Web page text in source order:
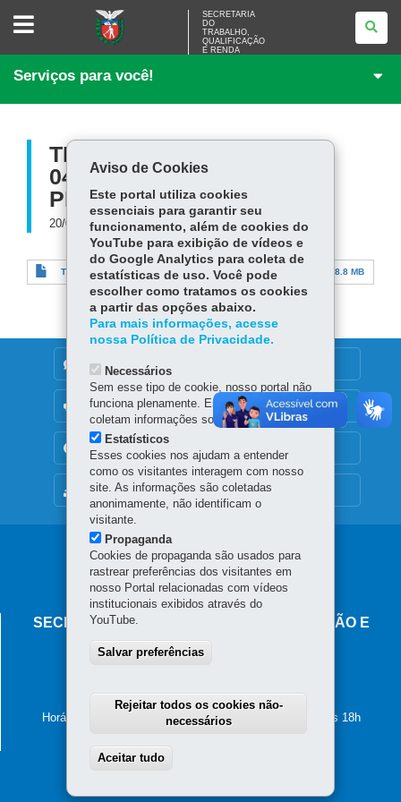
SECRETARIA
TRABALHO,
<BR
E
SECRETARIA
DO
TRABALHO,
QUALIFICAÇÃO
E RENDA
Serviços para você!
TERMO DE CONVÊNIO
044.2022 - MUNICIPIO
PEROBAL.PDF
20/08/2024
TERMO DE CONVÊNIO 044.2022 - MUNICIPIO PEROBAL.pdf 8.8 MB
MAPA DO SITE
DENUNCIE CORRUPÇÃO
OUVIDORIA
Navegação
principal
SECRETARIA DO TRABALHO, QUALIFICAÇÃO E
RENDA
80510-000-Curitiba -PR MAPA
Horário de atendimento: das 8h30 às 12h e das 13h30 às 18h
Aviso de Cookies
Este portal utiliza cookies
essenciais para garantir seu
funcionamento, além de cookies do
YouTube para exibição de vídeos e
do Google Analytics para coleta de
estatísticas de uso. Você pode
escolher como tratamos os cookies
a partir das opções abaixo.
Para mais informações, acesse
nossa Política de Privacidade.
Necessários
Sem esse tipo de cookie, nosso portal não
funciona plenamente. Esses cookies não
coletam informações sobre o visitante.
Estatísticos
Esses cookies nos ajudam a entender
como os visitantes interagem com nosso
site. As informações são coletadas
anonimamente, não identificam o
visitante.
Propaganda
Cookies de propaganda são usados para
rastrear preferências dos visitantes em
nosso Portal relacionadas com vídeos
institucionais exibidos através do
YouTube.
Salvar preferências
Rejeitar todos os cookies não-
necessários
Aceitar tudo